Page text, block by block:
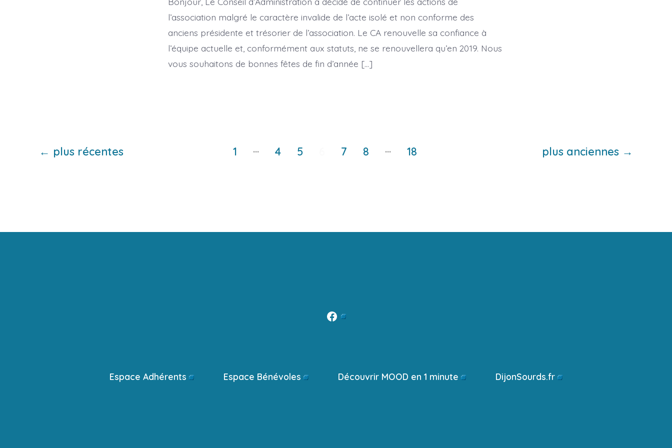
l’association malgré le caractère invalide de l’acte isolé et non conforme des
anciens présidente et trésorier de l’association. Le CA renouvelle sa confiance à
l’équipe actuelle et, conformément aux statuts, ne se renouvellera qu’en 2019. Nous
vous souhaitons de bonnes fêtes de fin d’année […]
Pagination
← plus récentes 1 … 4 5 7 8 … 18 plus anciennes →
Open
Espace Adhérents Espace Bénévoles Découvrir MOOD en 1 minute DijonSourds.fr